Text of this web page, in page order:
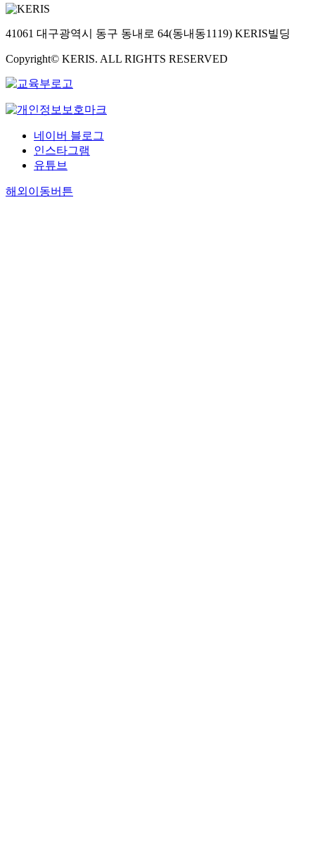
41061 대구광역시 동구 동내로 64(동내동1119) KERIS빌딩
Copyright© KERIS. ALL RIGHTS RESERVED
네이버 블로그
인스타그램
유튜브
해외이동버튼